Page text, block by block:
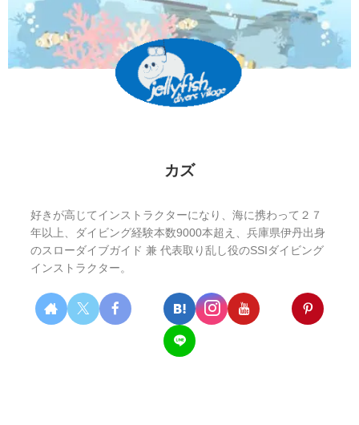
カズ
好きが高じてインストラクターになり、海に携わって２７
年以上、ダイビング経験本数9000本超え、兵庫県伊丹出身
のスローダイブガイド 兼 代表取り乱し役のSSIダイビング
インストラクター。